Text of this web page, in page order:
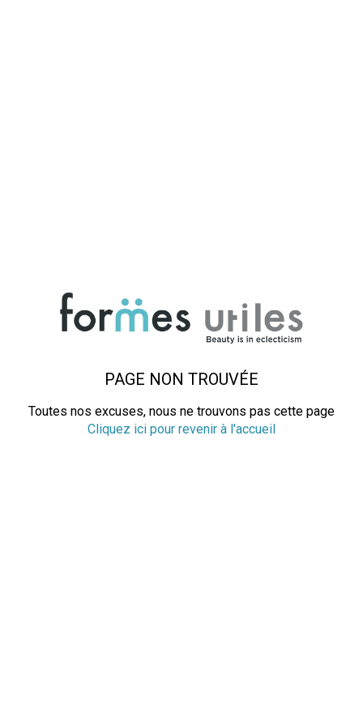
PAGE NON TROUVÉE
Toutes nos excuses, nous ne trouvons pas cette page
Cliquez ici pour revenir à l'accueil